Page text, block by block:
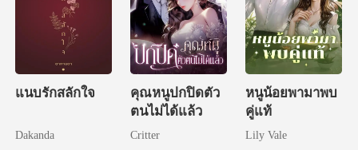
แนบรักสลักใจ
Dakanda
คุณหนูปกปิดตัว
ตนไม่ได้แล้ว
Critter
หนูน้อยพามาพบ
คู่แท้
Lily Vale